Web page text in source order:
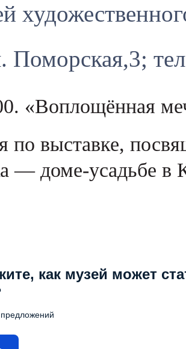
Поморская,3;
«Воплощённая
по выставке,
— доме-усадьбе в
как музей может